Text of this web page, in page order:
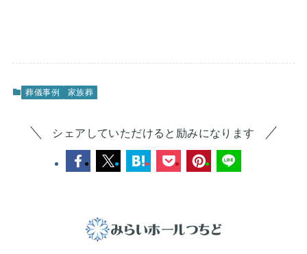
葬儀事例 家族葬
シェアしていただけると励みになります